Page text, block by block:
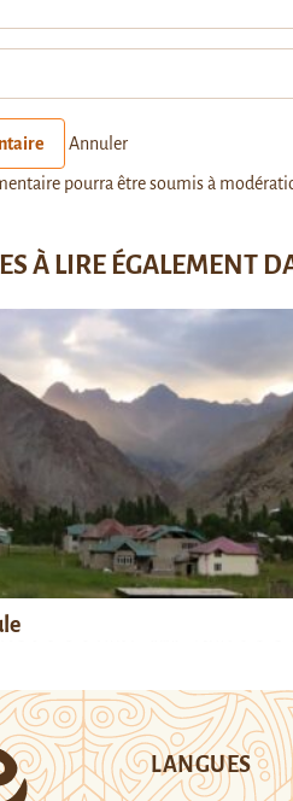
Annuler
pourra être soumis à
À LIRE ÉGALEMENT
LANGUES